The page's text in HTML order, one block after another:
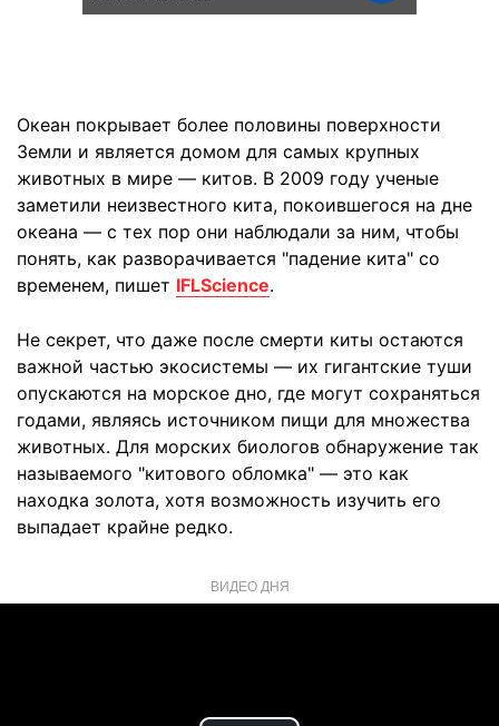
Океан покрывает более половины поверхности
Земли и является домом для самых крупных
животных в мире — китов. В 2009 году ученые
заметили неизвестного кита, покоившегося на дне
океана — с тех пор они наблюдали за ним, чтобы
понять, как разворачивается "падение кита" со
временем, пишет IFLScience.
Не секрет, что даже после смерти киты остаются
важной частью экосистемы — их гигантские туши
опускаются на морское дно, где могут сохраняться
годами, являясь источником пищи для множества
животных. Для морских биологов обнаружение так
называемого "китового обломка" — это как
находка золота, хотя возможность изучить его
выпадает крайне редко.
ВИДЕО ДНЯ